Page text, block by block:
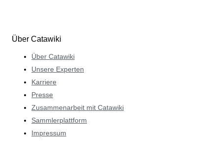
Über Catawiki
Über Catawiki
Unsere Experten
Karriere
Presse
Zusammenarbeit mit Catawiki
Sammlerplattform
Impressum